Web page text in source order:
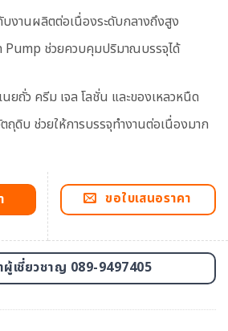
บงานผลิตต่อเนื่องระดับกลางถึงสูง
Pump ช่วยควบคุมปริมาณบรรจุได้
ยถั่ว ครีม เจล โลชั่น และของเหลวหนืด
ดิบ ช่วยให้การบรรจุทำงานต่อเนื่องมาก
ขอใบเสนอราคา
ผู้เชี่ยวชาญ 089-9497405